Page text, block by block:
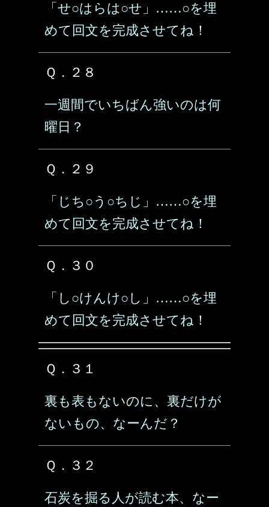
「せ○はらは○せ」……○を埋
めて回文を完成させてね！
Ｑ．２８
一週間でいちばん強いのは何
曜日？
Ｑ．２９
「じち○う○ちじ」……○を埋
めて回文を完成させてね！
Ｑ．３０
「し○けんけ○し」……○を埋
めて回文を完成させてね！
Ｑ．３１
裏も表もないのに、裏だけが
ないもの、なーんだ？
Ｑ．３２
石炭を掘る人が読む本、なー